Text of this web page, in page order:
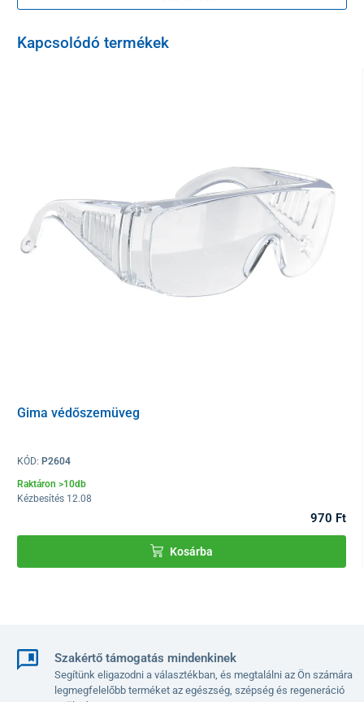
-on moshatók.
Méretek
Kapcsolódó termékek
Gima védőszemüveg
KÓD: P2604
Raktáron >10db
Kézbesítés 12.08
970 Ft
Kosárba
Szakértő támogatás mindenkinek
Segítünk eligazodni a választékban, és megtalálni az Ön számára
legmegfelelőbb terméket az egészség, szépség és regeneráció